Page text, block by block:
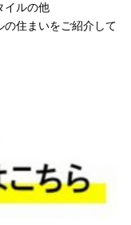
イルの他
住まいをご紹介して